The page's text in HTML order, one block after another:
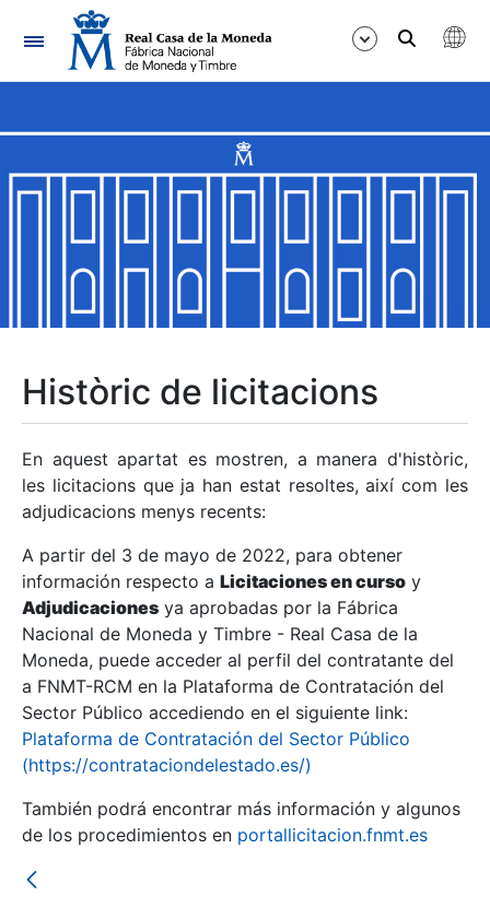
Navegació
Mostra/Amaga
Mostra/Amaga
Mostra/Amaga
Mostra/Amaga
Mostra/Amaga
Històric de licitacions
En aquest apartat es mostren, a manera d'històric,
les licitacions que ja han estat resoltes, així com les
adjudicacions menys recents:
A partir del 3 de mayo de 2022, para obtener
información respecto a Licitaciones en curso y
Adjudicaciones ya aprobadas por la Fábrica
Nacional de Moneda y Timbre - Real Casa de la
Moneda, puede acceder al perfil del contratante del
a FNMT-RCM en la Plataforma de Contratación del
Sector Público accediendo en el siguiente link:
Plataforma de Contratación del Sector Público
(https://contrataciondelestado.es/)
También podrá encontrar más información y algunos
de los procedimientos en portallicitacion.fnmt.es